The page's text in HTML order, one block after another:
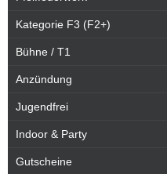
Kategorie F3 (F2+)
Bühne / T1
Anzündung
Jugendfrei
Indoor & Party
Gutscheine